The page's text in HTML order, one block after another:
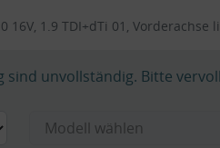
16V, 1.9 TDI+dTi 01, Vorderachse
sind unvollständig. Bitte